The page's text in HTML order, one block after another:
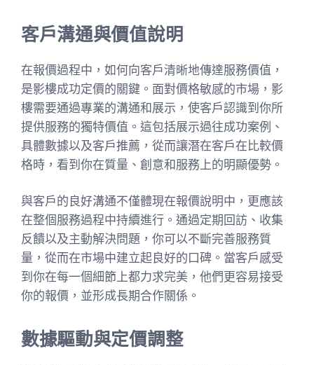
客戶溝通與價值說明
在報價過程中，如何向客戶清晰地傳達服務價值，
是影樓成功定價的關鍵。面對價格敏感的市場，影
樓需要通過專業的溝通和展示，使客戶認識到你所
提供服務的獨特價值。這包括展示過往成功案例、
具體數據以及客戶推薦，從而讓潛在客戶在比較價
格時，看到你在質量、創意和服務上的明顯優勢。
與客戶的良好溝通不僅體現在報價說明中，更應該
在整個服務過程中持續進行。通過定期回訪、收集
反饋以及主動解決問題，你可以不斷完善服務質
量，從而在市場中建立起良好的口碑。當客戶感受
到你在每一個細節上都力求完美，他們更容易接受
你的報價，並形成長期合作關係。
數據驅動與定價調整